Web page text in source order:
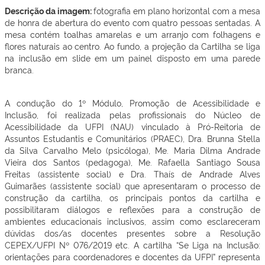
Descrição da imagem:fotografia em plano horizontal com a mesa
de honra de abertura do evento com quatro pessoas sentadas. A
mesa contém toalhas amarelas e um arranjo com folhagens e
flores naturais ao centro. Ao fundo, a projeção da Cartilha se liga
na inclusão em slide em um painel disposto em uma parede
branca.
A condução do 1º Módulo, Promoção de Acessibilidade e
Inclusão, foi realizada pelas profissionais do Núcleo de
Acessibilidade da UFPI (NAU) vinculado à Pró-Reitoria de
Assuntos Estudantis e Comunitários (PRAEC), Dra. Brunna Stella
da Silva Carvalho Melo (psicóloga), Me. Maria Dilma Andrade
Vieira dos Santos (pedagoga), Me. Rafaella Santiago Sousa
Freitas (assistente social) e Dra. Thaís de Andrade Alves
Guimarães (assistente social) que apresentaram o processo de
construção da cartilha, os principais pontos da cartilha e
possibilitaram diálogos e reflexões para a construção de
ambientes educacionais inclusivos, assim como esclareceram
dúvidas dos/as docentes presentes sobre a Resolução
CEPEX/UFPI Nº 076/2019 etc. A cartilha “Se Liga na Inclusão:
orientações para coordenadores e docentes da UFPI” representa